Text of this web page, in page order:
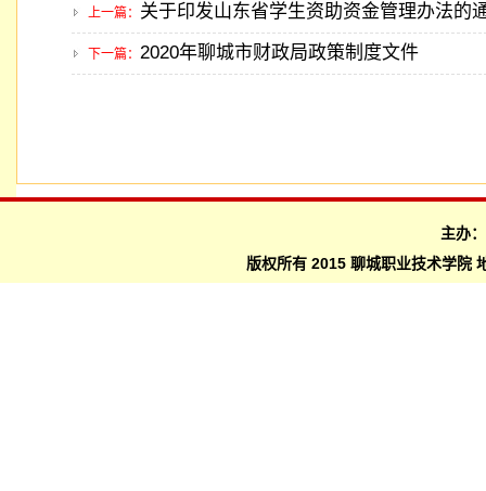
上一篇： 关于印发山东省学生资助资金管理办法的
下一篇： 2020年聊城市财政局政策制度文件
主办
版权所有 2015 聊城职业技术学院